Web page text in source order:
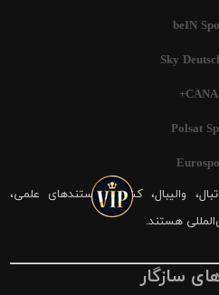
beIN
Sky
Polsat
والیبال، کشتی، مستندهای علمی،
هستند.
سازگار